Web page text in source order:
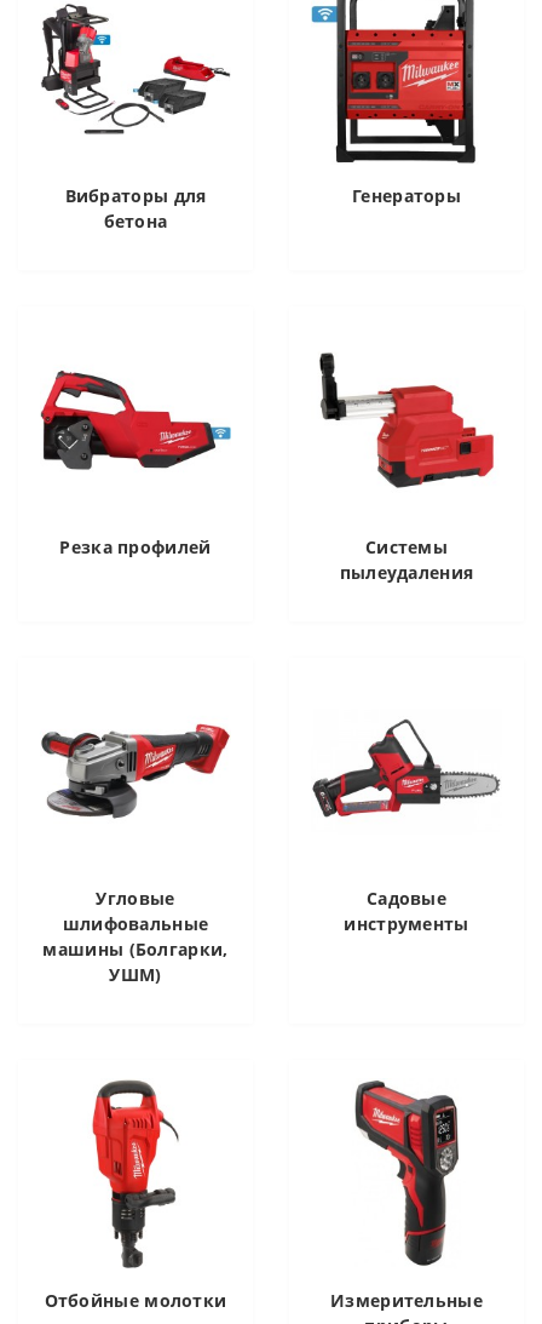
Вибраторы для
бетона
Генераторы
Резка профилей
Системы
пылеудаления
Угловые
шлифовальные
машины (Болгарки,
УШМ)
Садовые
инструменты
Отбойные молотки
Измерительные